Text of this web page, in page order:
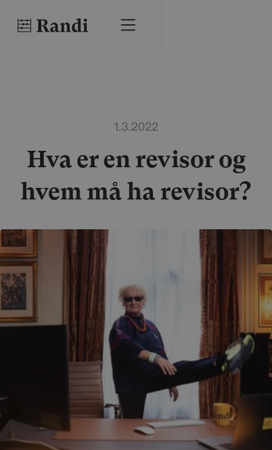
1.3.2022
Hva er en revisor og
hvem må ha revisor?